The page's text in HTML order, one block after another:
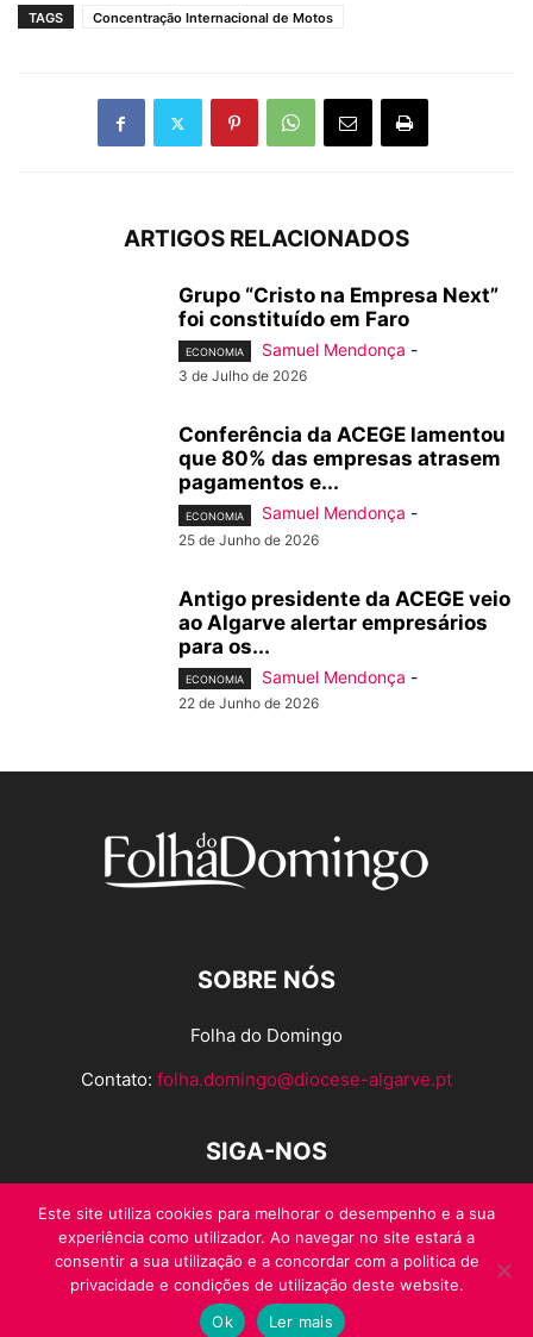
TAGS Concentração Internacional de Motos
ARTIGOS RELACIONADOS
Grupo “Cristo na Empresa Next”
foi constituído em Faro
ECONOMIA Samuel Mendonça -
3 de Julho de 2026
Conferência da ACEGE lamentou
que 80% das empresas atrasem
pagamentos e...
ECONOMIA Samuel Mendonça -
25 de Junho de 2026
Antigo presidente da ACEGE veio
ao Algarve alertar empresários
para os...
ECONOMIA Samuel Mendonça -
22 de Junho de 2026
SOBRE NÓS
Folha do Domingo
Contato: folha.domingo@diocese-algarve.pt
SIGA-NOS
© Folha do Domingo 2026, todos os direitos reservados.
Este site utiliza cookies para melhorar o desempenho e a sua
experiência como utilizador. Ao navegar no site estará a
consentir a sua utilização e a concordar com a politica de
privacidade e condições de utilização deste website.
Ok
Ler mais